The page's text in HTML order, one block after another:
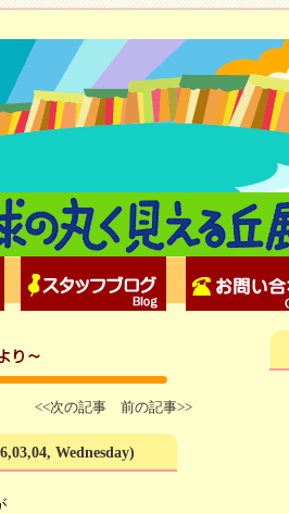
<<次の記事 前の記事>>
Wednesday)